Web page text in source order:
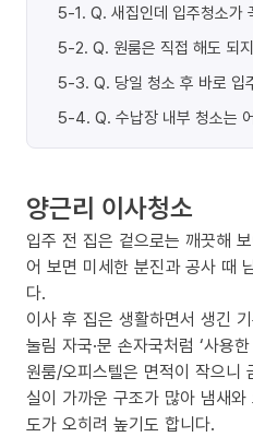
5-1. Q. 새집인데 입주청소가
5-2. Q. 원룸은 직접 해도 되
5-3. Q. 당일 청소 후 바로 입
5-4. Q. 수납장 내부 청소는
양근리 이사청소
입주 전 집은 겉으로는 깨끗해
어 보면 미세한 분진과 공사 때
다.
이사 후 집은 생활하면서 생긴 기
눌림 자국·문 손자국처럼 ‘사용
원룸/오피스텔은 면적이 작으니
실이 가까운 구조가 많아 냄새
도가 오히려 높기도 합니다.